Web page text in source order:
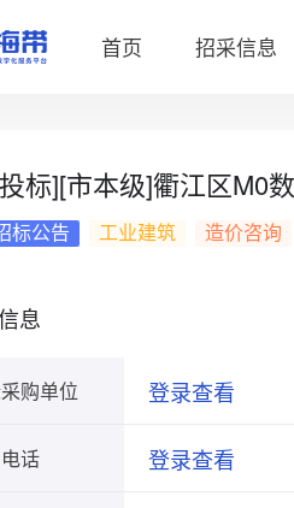
首页 招采信息
标][市本级]衢江区M0
标公告 工业建筑 造价咨询
息
购单位 登录查看
话 登录查看